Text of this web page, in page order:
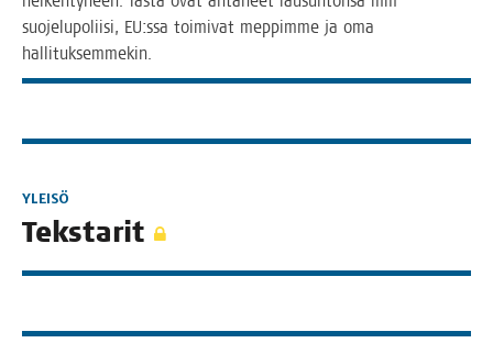
suo­je­lu­po­lii­si, EU:ssa toi­mi­vat mep­pim­me ja oma
hallituksemmekin.
YLEISÖ
Teks­ta­rit